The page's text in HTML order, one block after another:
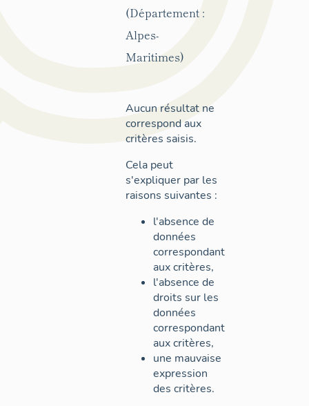
(Département :
Alpes-
Maritimes)
Aucun résultat ne
correspond aux
critères saisis.
Cela peut
s'expliquer par les
raisons suivantes :
l'absence de
données
correspondant
aux critères,
l'absence de
droits sur les
données
correspondant
aux critères,
une mauvaise
expression
des critères.